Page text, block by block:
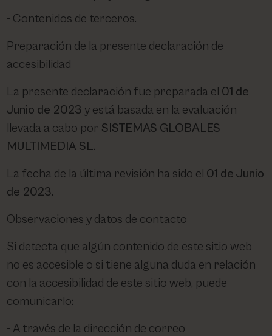
Contenidos de terceros.
Preparación de la presente declaración de
accesibilidad
La presente declaración fue preparada el 01 de
Junio de 2023 y está basada en la evaluación
llevada a cabo por SISTEMAS GLOBALES
MULTIMEDIA SL.
La fecha de la última revisión ha sido el 01 de Junio
de 2023.
Observaciones y datos de contacto
Si detecta que algún contenido de este sitio web
no es accesible o si tiene alguna duda en relación
con la accesibilidad de este sitio web, puede
comunicarlo:
A través de la dirección de correo